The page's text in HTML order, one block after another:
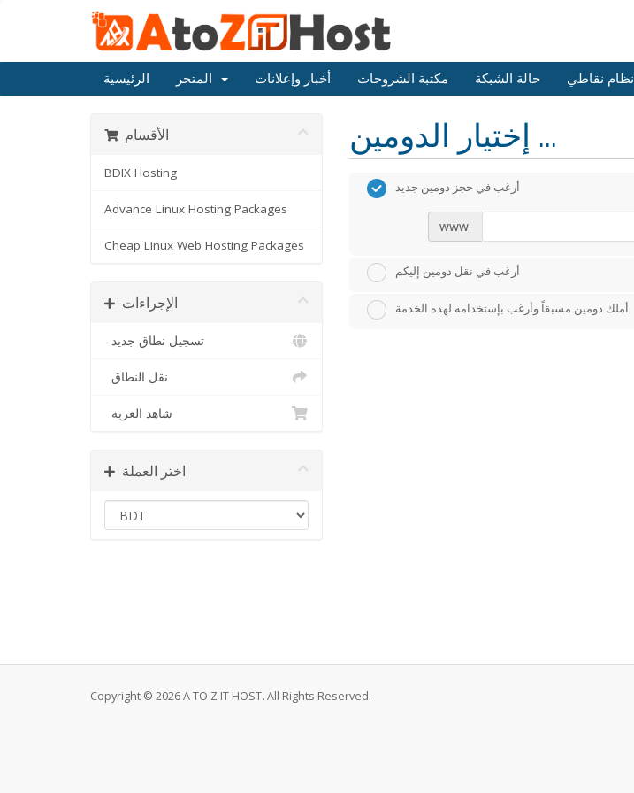
الرئيسية أخبار وإعلانات مكتبة الشروحات حالة الشبكة نظام نقاطي
الأقسام
BDIX Hosting
Advance Linux Hosting Packages
Cheap Linux Web Hosting Packages
الإجراءات
تسجيل نطاق جديد
نقل النطاق
شاهد العربة
اختر العملة
إختيار الدومين ...
أرغب في حجز دومين جديد
www.
أرغب في نقل دومين إليكم
أملك دومين مسبقاً وأرغب بإستخدامه لهذه الخدمة
Copyright © 2026 A TO Z IT HOST. All Rights Reserved.